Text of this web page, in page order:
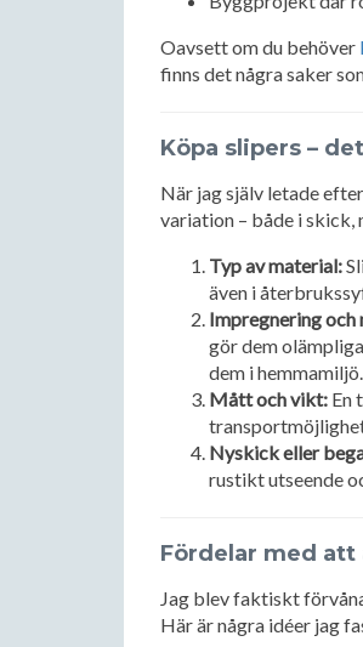
Oavsett om du behöver
finns det några saker
Köpa slipers –
När jag själv letade
variation – både i skick,
Typ av material:
även i
Impregnering
gör dem
dem i hemmamiljö.
Mått och vikt: En
Nyskick eller
rustikt utseende
Fördelar med
Jag blev faktiskt
Här är några idéer jag